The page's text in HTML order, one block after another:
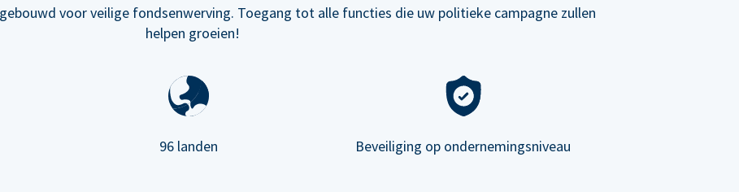
voor veilige fondsenwerving. Toegang tot alle functies die uw politieke campagne zullen
helpen groeien!
96 landen Beveiliging op ondernemingsniveau